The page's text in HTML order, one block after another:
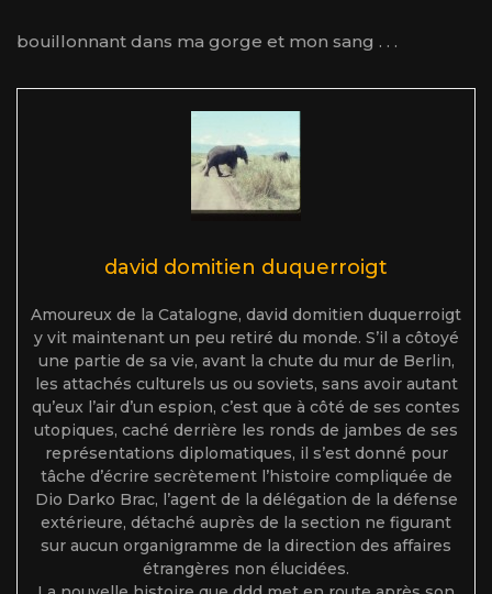
bouillonnant dans ma gorge et mon sang . . .
david domitien duquerroigt
Amoureux de la Catalogne, david domitien duquerroigt
y vit maintenant un peu retiré du monde. S’il a côtoyé
une partie de sa vie, avant la chute du mur de Berlin,
les attachés culturels us ou soviets, sans avoir autant
qu’eux l’air d’un espion, c’est que à côté de ses contes
utopiques, caché derrière les ronds de jambes de ses
représentations diplomatiques, il s’est donné pour
tâche d’écrire secrètement l’histoire compliquée de
Dio Darko Brac, l’agent de la délégation de la défense
extérieure, détaché auprès de la section ne figurant
sur aucun organigramme de la direction des affaires
étrangères non élucidées.